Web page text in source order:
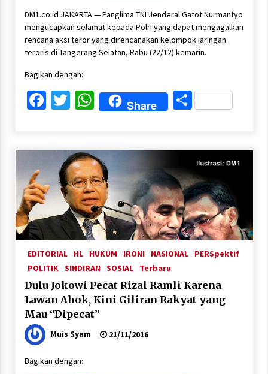
DM1.co.id JAKARTA — Panglima TNI Jenderal Gatot Nurmantyo
mengucapkan selamat kepada Polri yang dapat mengagalkan
rencana aksi teror yang direncanakan kelompok jaringan
teroris di Tangerang Selatan, Rabu (22/12) kemarin.
Bagikan dengan:
Facebook
Twitter
WhatsApp
Share Share
EDITORIAL HL HUKUM IRONI NASIONAL
PERSpektif
POLITIK SINDIRAN SOSIAL Terbaru
Dulu Jokowi Pecat Rizal Ramli Karena
Lawan Ahok, Kini Giliran Rakyat yang
Mau “Dipecat”
Muis Syam 21/11/2016
Bagikan dengan: